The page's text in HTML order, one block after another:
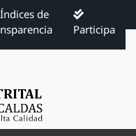
Índices de
Participa